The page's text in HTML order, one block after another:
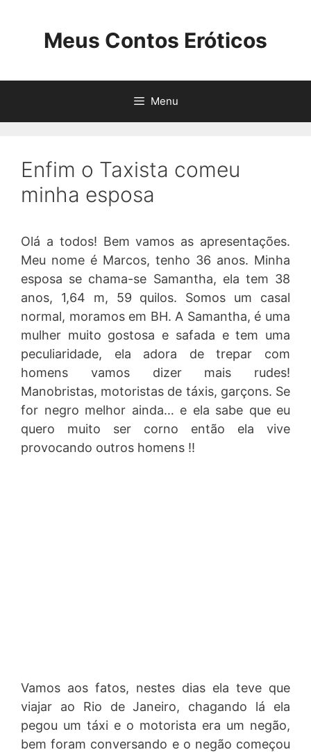
Meus Contos Eróticos
Menu
Enfim o Taxista comeu
minha esposa
Olá a todos! Bem vamos as apresentações.
Meu nome é Marcos, tenho 36 anos. Minha
esposa se chama-se Samantha, ela tem 38
anos, 1,64 m, 59 quilos. Somos um casal
normal, moramos em BH. A Samantha, é uma
mulher muito gostosa e safada e tem uma
peculiaridade, ela adora de trepar com
homens vamos dizer mais rudes!
Manobristas, motoristas de táxis, garçons. Se
for negro melhor ainda… e ela sabe que eu
quero muito ser corno então ela vive
provocando outros homens !!
Vamos aos fatos, nestes dias ela teve que
viajar ao Rio de Janeiro, chagando lá ela
pegou um táxi e o motorista era um negão,
bem foram conversando e o negão começou